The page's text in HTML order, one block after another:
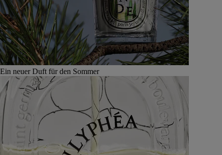
Ein neuer Duft für den Sommer